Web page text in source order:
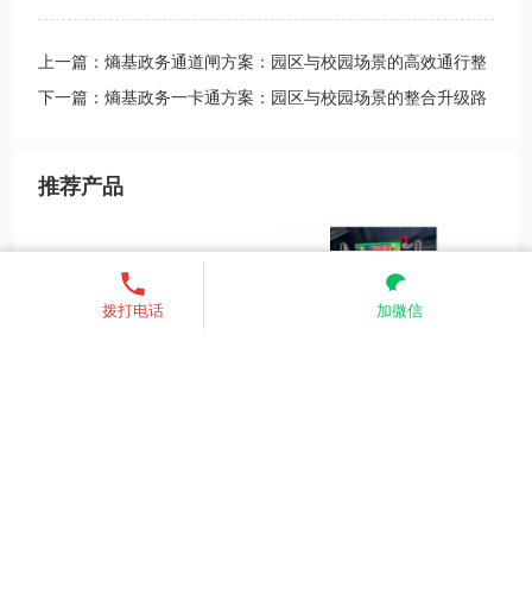
上一篇：熵基政务通道闸方案：园区与校园场景的高效通行整
合路径
下一篇：熵基政务一卡通方案：园区与校园场景的整合升级路
推荐产品
拨打电话 加微信
13521755685 发送短信